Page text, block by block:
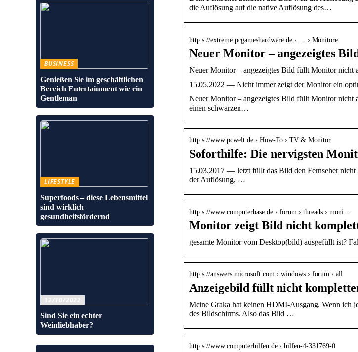
die Auflösung auf die native Auflösung des…
http s://extreme.pcgameshardware.de › … › Monitore
Neuer Monitor – angezeigtes
Neuer Monitor – angezeigtes Bild füllt Monitor nicht
15.05.2022 — Nicht immer zeigt der Monitor ein
Neuer Monitor – angezeigtes Bild füllt Monitor nicht
einen schwarzen…
http s://www.pcwelt.de › How-To › TV & Monitor
Soforthilfe: Die nervigsten
15.03.2017 — Jetzt füllt das Bild den Fernseher nicht
der Auflösung, …
http s://www.computerbase.de › forum › threads › moni…
Monitor zeigt Bild nicht
gesamte Monitor vom Desktop(bild) ausgefüllt ist?
http s://answers.microsoft.com › windows › forum › all
Anzeigebild füllt nicht
Meine Graka hat keinen HDMI-Ausgang. Wenn ich
des Bildschirms. Also das Bild …
http s://www.computerhilfen.de › hilfen-4-331769-0
BUSINESS
Genießen Sie im geschäftlichen
Bereich Entertainment wie ein
Gentleman
LIFESTYLE
Superfoods – diese Lebensmittel
sind wirklich
gesundheitsfördernd
12/10/2022
Sind Sie ein echter
Weinliebhaber?